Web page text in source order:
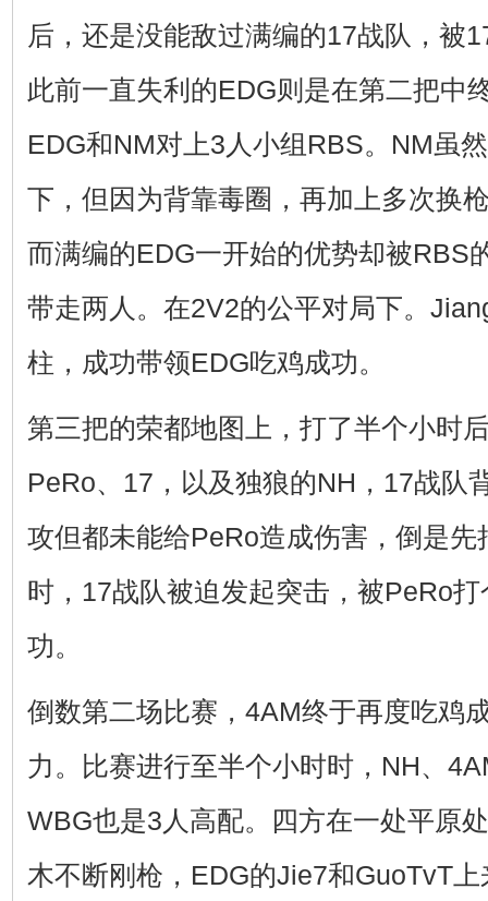
后，还是没能敌过满编的17战队，被
此前一直失利的EDG则是在第二把中
EDG和NM对上3人小组RBS。NM虽
下，但因为背靠毒圈，再加上多次换
而满编的EDG一开始的优势却被RBS
带走两人。在2V2的公平对局下。
柱，成功带领EDG吃鸡成功。
第三把的荣都地图上，打了半个小时
PeRo、17，以及独狼的NH，17战队
攻但都未能给PeRo造成伤害，倒是
时，17战队被迫发起突击，被PeRo
功。
倒数第二场比赛，4AM终于再度吃鸡
力。比赛进行至半个小时时，NH、
WBG也是3人高配。四方在一处平原
木不断刚枪，EDG的Jie7和GuoTvT